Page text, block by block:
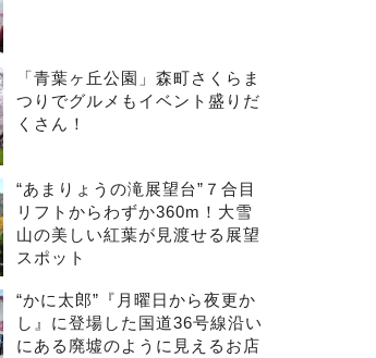
「青葉ヶ丘公園」森町さくらま
つりでグルメもイベント盛りだ
くさん！
“あまりょうの滝展望台”７合目
リフトからわずか360m！大雪
山の美しい紅葉が見渡せる展望
スポット
“かに太郎”『月曜日から夜更か
し』に登場した国道36号線沿い
にある廃墟のように見えるお店